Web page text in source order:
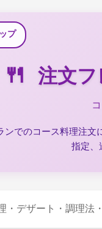
プ
🍴 注文
ンでのコース料理注文
指定、
・デザート・調理法